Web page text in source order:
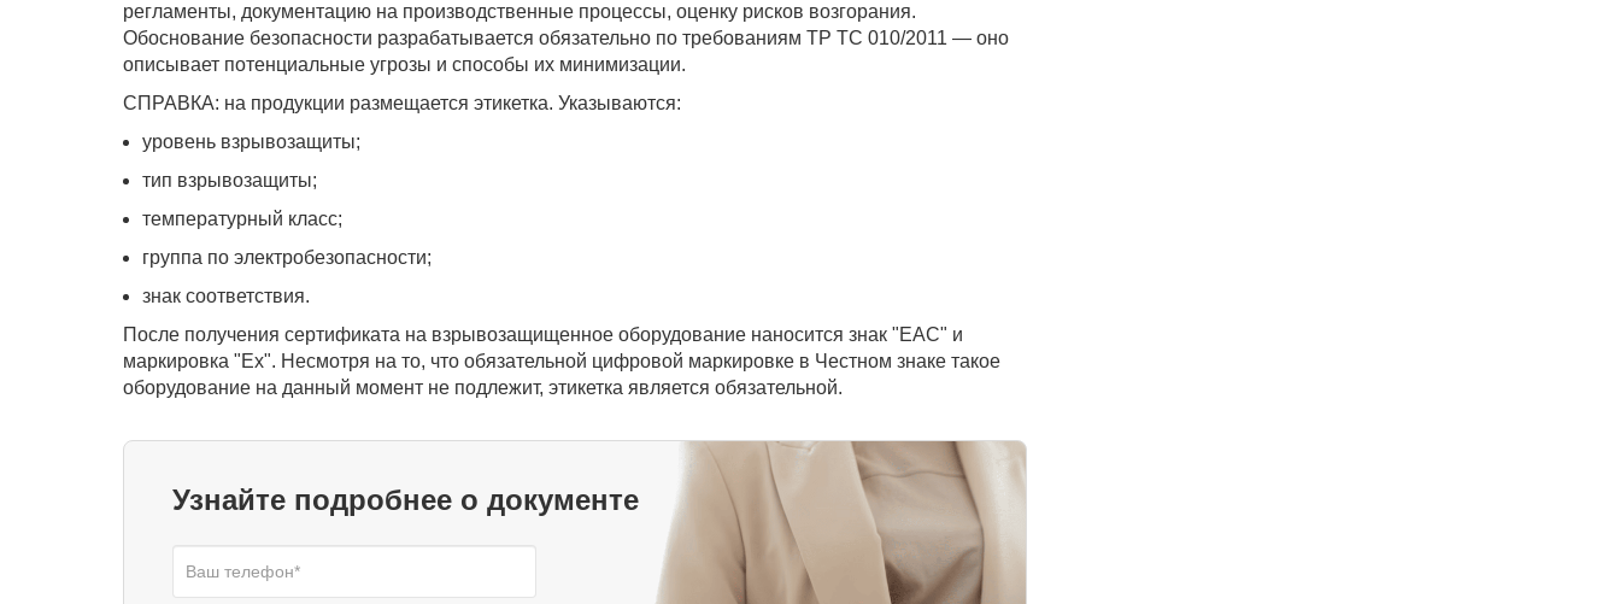
регламенты, документацию на производственные процессы, оценку рисков возгорания.
Обоснование безопасности разрабатывается обязательно по требованиям ТР ТС 010/2011 — оно
описывает потенциальные угрозы и способы их минимизации.
СПРАВКА: на продукции размещается этикетка. Указываются:
уровень взрывозащиты;
тип взрывозащиты;
температурный класс;
группа по электробезопасности;
знак соответствия.
После получения сертификата на взрывозащищенное оборудование наносится знак "EAC" и
маркировка "Ex". Несмотря на то, что обязательной цифровой маркировке в Честном знаке такое
оборудование на данный момент не подлежит, этикетка является обязательной.
Узнайте подробнее о документе